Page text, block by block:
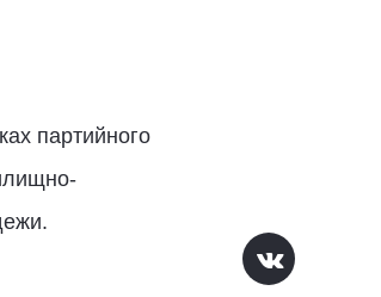
партийного